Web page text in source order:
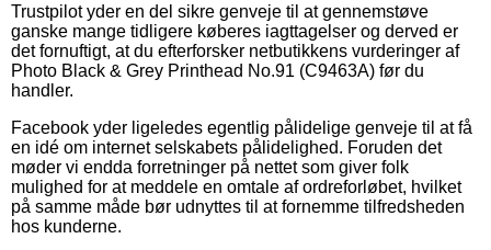
Trustpilot yder en del sikre genveje til at gennemstøve
ganske mange tidligere køberes iagttagelser og derved er
det fornuftigt, at du efterforsker netbutikkens vurderinger af
Photo Black & Grey Printhead No.91 (C9463A) før du
handler.
Facebook yder ligeledes egentlig pålidelige genveje til at få
en idé om internet selskabets pålidelighed. Foruden det
møder vi endda forretninger på nettet som giver folk
mulighed for at meddele en omtale af ordreforløbet, hvilket
på samme måde bør udnyttes til at fornemme tilfredsheden
hos kunderne.